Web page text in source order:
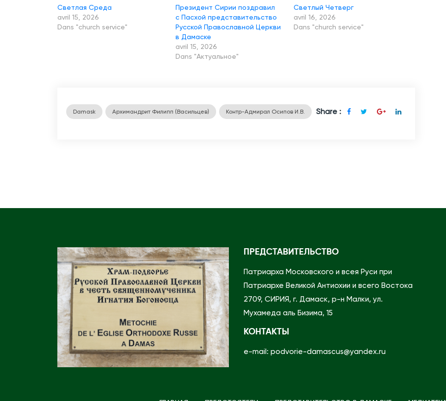
а
в
о
р
е
т
и
л
я
Светлая Среда
avril 15, 2026
Dans "church service"
Президент Сирии поздравил
с Пасхой представительство
Русской Православной Церкви
в Дамаске
avril 15, 2026
Dans "Актуальное"
Светлый Четверг
avril 16, 2026
Dans "church service"
Damask Архимандрит Филипп (Васильцев) Контр-Адмирал Осипов И.В. Share :
ПРЕДСТАВИТЕЛЬСТВО
Патриарха Московского и всея Руси при
Патриархе Великой Антиохии и всего Востока
2709, СИРИЯ, г. Дамаск, р-н Малки, ул.
Мухамеда аль Бизима, 15
КОНТАКТЫ
e-mail: podvorie-damascus@yandex.ru